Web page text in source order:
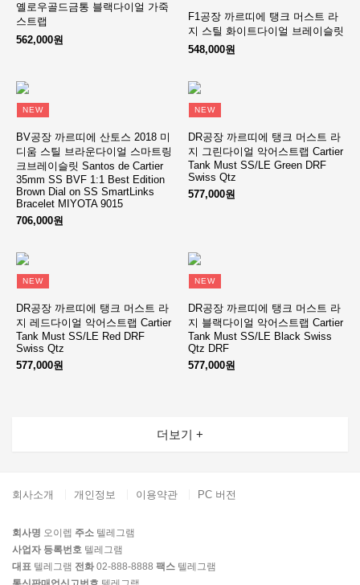
옐로우골드금통 블랙다이얼 가죽
스트랩
562,000원
F1공장 까르띠에 탱크 머스트 라
지 스틸 화이트다이얼 브레이슬릿
548,000원
NEW
BV공장 까르띠에 산토스 2018 미
디움 스틸 브라운다이얼 스마트링
크브레이슬릿 Santos de Cartier
35mm SS BVF 1:1 Best Edition
Brown Dial on SS SmartLinks
Bracelet MIYOTA 9015
706,000원
NEW
DR공장 까르띠에 탱크 머스트 라
지 그린다이얼 악어스트랩 Cartier
Tank Must SS/LE Green DRF
Swiss Qtz
577,000원
NEW
DR공장 까르띠에 탱크 머스트 라
지 레드다이얼 악어스트랩 Cartier
Tank Must SS/LE Red DRF
Swiss Qtz
577,000원
NEW
DR공장 까르띠에 탱크 머스트 라
지 블랙다이얼 악어스트랩 Cartier
Tank Must SS/LE Black Swiss
Qtz DRF
577,000원
더보기 +
회사소개 개인정보 이용약관 PC 버전
회사명 오이렙 주소 텔레그램
사업자 등록번호 텔레그램
대표 텔레그램 전화 02-888-8888 팩스 텔레그램